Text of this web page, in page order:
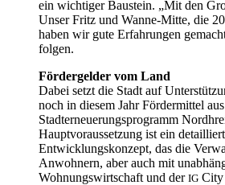
ein wichtiger Baustein. „Mit den
Unser Fritz und Wanne-Mitte, die
haben wir gute Erfahrungen
folgen.
Fördergelder vom Land
Dabei setzt die Stadt auf
noch in diesem Jahr Fördermittel
Stadterneuerungsprogramm
Hauptvoraussetzung ist ein
Entwicklungskonzept, das die
Anwohnern, aber auch mit
Wohnungswirtschaft und der IG City